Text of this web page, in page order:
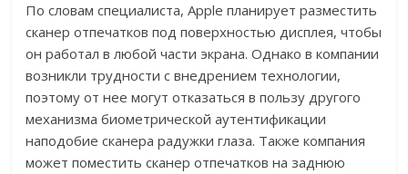
По словам специалиста, Apple планирует разместить
сканер отпечатков под поверхностью дисплея, чтобы
он работал в любой части экрана. Однако в компании
возникли трудности с внедрением технологии,
поэтому от нее могут отказаться в пользу другого
механизма биометрической аутентификации
наподобие сканера радужки глаза. Также компания
может поместить сканер отпечатков на заднюю